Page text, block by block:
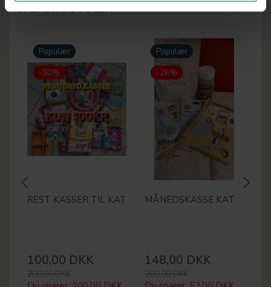
ANDRE FANDT OGSÅ
Populær
-50%
REST KASSER TIL KAT
100,00 DKK
200,00 DKK
Populær
-26%
MÅNEDSKASSE KAT
148,00 DKK
200,00 DKK